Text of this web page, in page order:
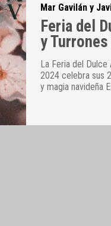
Mar Gavilán y
Feria del
y
La Feria del Dulce
2024 celebra sus
y magia navideña